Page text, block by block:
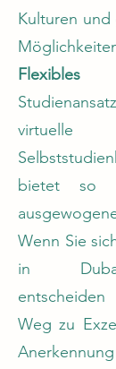
Kulturen
Flexibles
bietet so
Wenn Sie
in
Weg zu